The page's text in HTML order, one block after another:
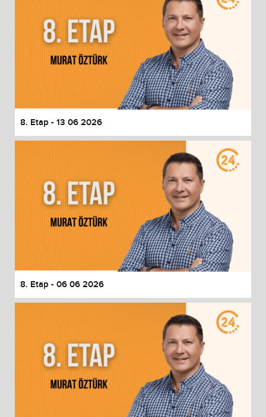
8. Etap - 13 06 2026
8. Etap - 06 06 2026